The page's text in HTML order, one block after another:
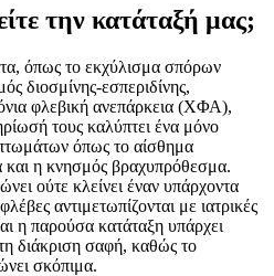
την κατάταξή μας;
όπως το εκχύλισμα σπόρων
διοσμίνης-εσπεριδίνης,
φλεβική ανεπάρκεια (ΧΦΑ),
τους καλύπτει ένα μόνο
όπως το αίσθημα
και η κνησμός βραχυπρόθεσμα.
ούτε κλείνει έναν υπάρχοντα
αντιμετωπίζονται με ιατρικές
η παρούσα κατάταξη υπάρχει
διάκριση σαφή, καθώς το
σκόπιμα.